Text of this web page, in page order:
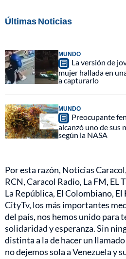
Últimas Noticias
MUNDO
La versión de
mujer hallada en
a capturarlo
MUNDO
Preocupante
alcanzó uno de sus
según la NASA
Por esta razón, Noticias
RCN, Caracol Radio, La FM, EL
La República, El Colombiano, El
CityTv, los más importantes
del país, nos hemos unido para
solidaridad y esperanza. Sin
distinta a la de hacer un
no dejemos sola a Venezuela y